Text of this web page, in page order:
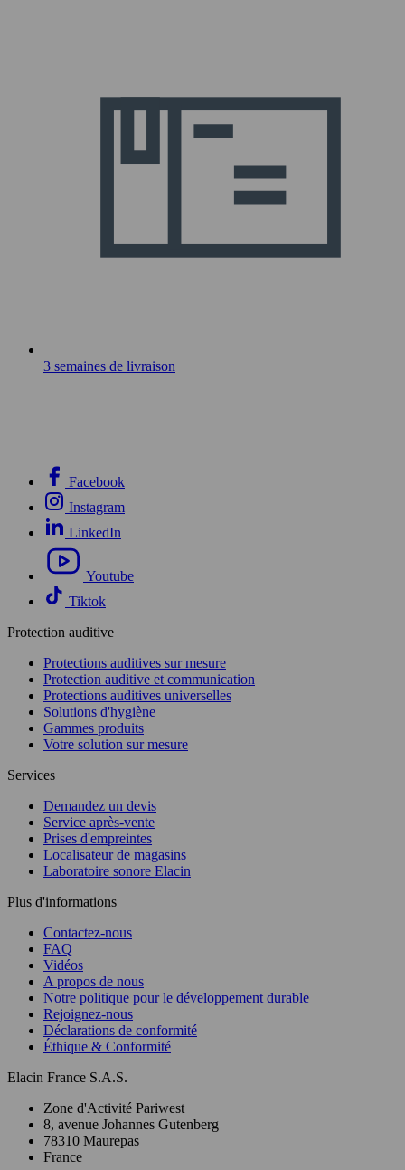
3 semaines de livraison
Facebook
Instagram
LinkedIn
Youtube
Tiktok
Protection auditive
Protections auditives sur mesure
Protection auditive et communication
Protections auditives universelles
Solutions d'hygiène
Gammes produits
Votre solution sur mesure
Services
Demandez un devis
Service après-vente
Prises d'empreintes
Localisateur de magasins
Laboratoire sonore Elacin
Plus d'informations
Contactez-nous
FAQ
Vidéos
A propos de nous
Notre politique pour le développement durable
Rejoignez-nous
Déclarations de conformité
Éthique & Conformité
Elacin France S.A.S.
Zone d'Activité Pariwest
8, avenue Johannes Gutenberg
78310 Maurepas
France